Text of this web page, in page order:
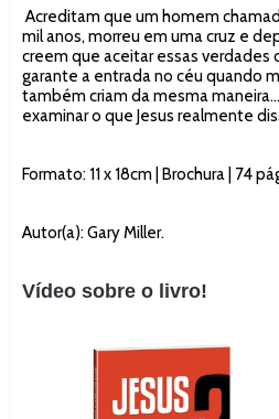
Acreditam que um homem
mil anos, morreu em uma cruz e
creem que aceitar essas verdades
garante a entrada no céu quando
também criam da mesma
examinar o que Jesus realmente
Formato: 11 x 18cm | Brochura | 74
Autor(a): Gary Miller.
Vídeo sobre o livro!